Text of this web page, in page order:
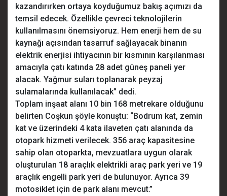
kazandırırken ortaya koyduğumuz bakış açımızı da
temsil edecek. Özellikle çevreci teknolojilerin
kullanılmasını önemsiyoruz. Hem enerji hem de su
kaynağı açısından tasarruf sağlayacak binanın
elektrik enerjisi ihtiyacının bir kısmının karşılanması
amacıyla çatı katında 28 adet güneş paneli yer
alacak. Yağmur suları toplanarak peyzaj
sulamalarında kullanılacak” dedi.
Toplam inşaat alanı 10 bin 168 metrekare olduğunu
belirten Coşkun şöyle konuştu: “Bodrum kat, zemin
kat ve üzerindeki 4 kata ilaveten çatı alanında da
otopark hizmeti verilecek. 356 araç kapasitesine
sahip olan otoparkta, mevzuatlara uygun olarak
oluşturulan 18 araçlık elektrikli araç park yeri ve 19
araçlık engelli park yeri de bulunuyor. Ayrıca 39
motosiklet için de park alanı mevcut.”